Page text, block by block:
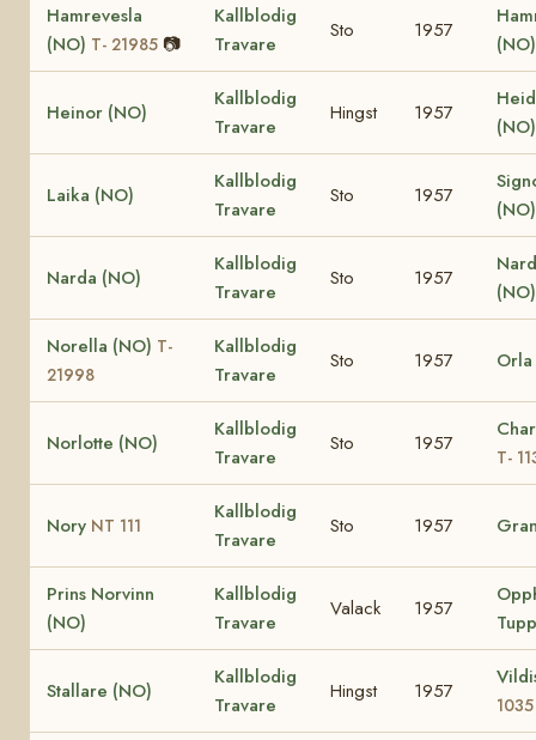
Hamrevesla
(NO) T- 21985 📷
Kallblodig
Travare
Sto 1957
Heinor (NO)
Kallblodig
Travare
Hingst 1957
Laika (NO)
Kallblodig
Travare
Sto 1957
Narda (NO)
Kallblodig
Travare
Sto 1957
(NO)
Norella (NO) T-
21998
Kallblodig
Travare
Sto 1957
Norlotte (NO)
Kallblodig
Travare
Sto 1957
T-
Nory NT 111
Kallblodig
Travare
Sto 1957
Prins Norvinn
(NO)
Kallblodig
Travare
Valack 1957
Stallare (NO)
Kallblodig
Travare
Hingst 1957
1035